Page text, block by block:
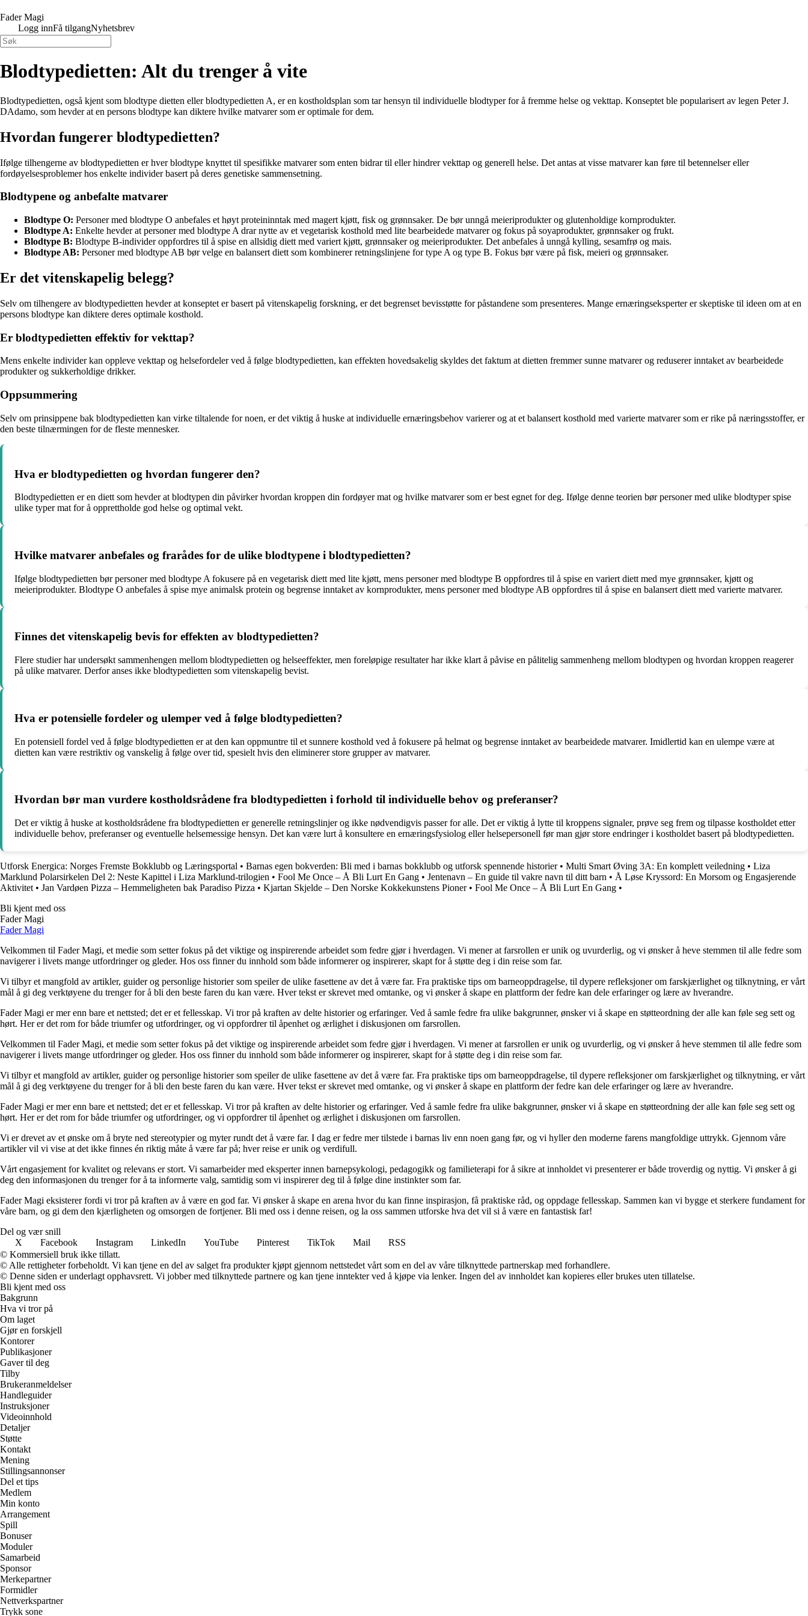
Fader Magi
Logg innFå tilgangNyhetsbrev
Blodtypedietten: Alt du trenger å vite
Blodtypedietten, også kjent som blodtype dietten eller blodtypedietten A, er en kostholdsplan som tar hensyn til individuelle blodtyper for å fremme helse og vekttap. Konseptet ble popularisert av legen Peter J.
DAdamo, som hevder at en persons blodtype kan diktere hvilke matvarer som er optimale for dem.
Hvordan fungerer blodtypedietten?
Ifølge tilhengerne av blodtypedietten er hver blodtype knyttet til spesifikke matvarer som enten bidrar til eller hindrer vekttap og generell helse. Det antas at visse matvarer kan føre til betennelser eller
fordøyelsesproblemer hos enkelte individer basert på deres genetiske sammensetning.
Blodtypene og anbefalte matvarer
Blodtype O: Personer med blodtype O anbefales et høyt proteininntak med magert kjøtt, fisk og grønnsaker. De bør unngå meieriprodukter og glutenholdige kornprodukter.
Blodtype A: Enkelte hevder at personer med blodtype A drar nytte av et vegetarisk kosthold med lite bearbeidede matvarer og fokus på soyaprodukter, grønnsaker og frukt.
Blodtype B: Blodtype B-individer oppfordres til å spise en allsidig diett med variert kjøtt, grønnsaker og meieriprodukter. Det anbefales å unngå kylling, sesamfrø og mais.
Blodtype AB: Personer med blodtype AB bør velge en balansert diett som kombinerer retningslinjene for type A og type B. Fokus bør være på fisk, meieri og grønnsaker.
Er det vitenskapelig belegg?
Selv om tilhengere av blodtypedietten hevder at konseptet er basert på vitenskapelig forskning, er det begrenset bevisstøtte for påstandene som presenteres. Mange ernæringseksperter er skeptiske til ideen om at en
persons blodtype kan diktere deres optimale kosthold.
Er blodtypedietten effektiv for vekttap?
Mens enkelte individer kan oppleve vekttap og helsefordeler ved å følge blodtypedietten, kan effekten hovedsakelig skyldes det faktum at dietten fremmer sunne matvarer og reduserer inntaket av bearbeidede
produkter og sukkerholdige drikker.
Oppsummering
Selv om prinsippene bak blodtypedietten kan virke tiltalende for noen, er det viktig å huske at individuelle ernæringsbehov varierer og at et balansert kosthold med varierte matvarer som er rike på næringsstoffer, er
den beste tilnærmingen for de fleste mennesker.
Hva er blodtypedietten og hvordan fungerer den?
Blodtypedietten er en diett som hevder at blodtypen din påvirker hvordan kroppen din fordøyer mat og hvilke matvarer som er best egnet for deg. Ifølge denne teorien bør personer med ulike blodtyper spise
ulike typer mat for å opprettholde god helse og optimal vekt.
Hvilke matvarer anbefales og frarådes for de ulike blodtypene i blodtypedietten?
Ifølge blodtypedietten bør personer med blodtype A fokusere på en vegetarisk diett med lite kjøtt, mens personer med blodtype B oppfordres til å spise en variert diett med mye grønnsaker, kjøtt og
meieriprodukter. Blodtype O anbefales å spise mye animalsk protein og begrense inntaket av kornprodukter, mens personer med blodtype AB oppfordres til å spise en balansert diett med varierte matvarer.
Finnes det vitenskapelig bevis for effekten av blodtypedietten?
Flere studier har undersøkt sammenhengen mellom blodtypedietten og helseeffekter, men foreløpige resultater har ikke klart å påvise en pålitelig sammenheng mellom blodtypen og hvordan kroppen reagerer
på ulike matvarer. Derfor anses ikke blodtypedietten som vitenskapelig bevist.
Hva er potensielle fordeler og ulemper ved å følge blodtypedietten?
En potensiell fordel ved å følge blodtypedietten er at den kan oppmuntre til et sunnere kosthold ved å fokusere på helmat og begrense inntaket av bearbeidede matvarer. Imidlertid kan en ulempe være at
dietten kan være restriktiv og vanskelig å følge over tid, spesielt hvis den eliminerer store grupper av matvarer.
Hvordan bør man vurdere kostholdsrådene fra blodtypedietten i forhold til individuelle behov og preferanser?
Det er viktig å huske at kostholdsrådene fra blodtypedietten er generelle retningslinjer og ikke nødvendigvis passer for alle. Det er viktig å lytte til kroppens signaler, prøve seg frem og tilpasse kostholdet etter
individuelle behov, preferanser og eventuelle helsemessige hensyn. Det kan være lurt å konsultere en ernæringsfysiolog eller helsepersonell før man gjør store endringer i kostholdet basert på blodtypedietten.
Utforsk Energica: Norges Fremste Bokklubb og Læringsportal • Barnas egen bokverden: Bli med i barnas bokklubb og utforsk spennende historier• Multi Smart Øving 3A: En komplett veiledning • Liza
Marklund Polarsirkelen Del 2: Neste Kapittel i Liza Marklund-trilogien • Fool Me Once – Å Bli Lurt En Gang • Jentenavn – En guide til vakre navn til ditt barn • Å Løse Kryssord: En Morsom og Engasjerende
Aktivitet • Jan Vardøen Pizza – Hemmeligheten bak Paradiso Pizza • Kjartan Skjelde – Den Norske Kokkekunstens Pioner• Fool Me Once – Å Bli Lurt En Gang •
Bli kjent med oss
Fader Magi
Fader Magi
Velkommen til Fader Magi, et medie som setter fokus på det viktige og inspirerende arbeidet som fedre gjør i hverdagen. Vi mener at farsrollen er unik og uvurderlig, og vi ønsker å heve stemmen til alle fedre som
navigerer i livets mange utfordringer og gleder. Hos oss finner du innhold som både informerer og inspirerer, skapt for å støtte deg i din reise som far.
Vi tilbyr et mangfold av artikler, guider og personlige historier som speiler de ulike fasettene av det å være far. Fra praktiske tips om barneoppdragelse, til dypere refleksjoner om farskjærlighet og tilknytning, er vårt
mål å gi deg verktøyene du trenger for å bli den beste faren du kan være. Hver tekst er skrevet med omtanke, og vi ønsker å skape en plattform der fedre kan dele erfaringer og lære av hverandre.
Fader Magi er mer enn bare et nettsted; det er et fellesskap. Vi tror på kraften av delte historier og erfaringer. Ved å samle fedre fra ulike bakgrunner, ønsker vi å skape en støtteordning der alle kan føle seg sett og
hørt. Her er det rom for både triumfer og utfordringer, og vi oppfordrer til åpenhet og ærlighet i diskusjonen om farsrollen.
Velkommen til Fader Magi, et medie som setter fokus på det viktige og inspirerende arbeidet som fedre gjør i hverdagen. Vi mener at farsrollen er unik og uvurderlig, og vi ønsker å heve stemmen til alle fedre som
navigerer i livets mange utfordringer og gleder. Hos oss finner du innhold som både informerer og inspirerer, skapt for å støtte deg i din reise som far.
Vi tilbyr et mangfold av artikler, guider og personlige historier som speiler de ulike fasettene av det å være far. Fra praktiske tips om barneoppdragelse, til dypere refleksjoner om farskjærlighet og tilknytning, er vårt
mål å gi deg verktøyene du trenger for å bli den beste faren du kan være. Hver tekst er skrevet med omtanke, og vi ønsker å skape en plattform der fedre kan dele erfaringer og lære av hverandre.
Fader Magi er mer enn bare et nettsted; det er et fellesskap. Vi tror på kraften av delte historier og erfaringer. Ved å samle fedre fra ulike bakgrunner, ønsker vi å skape en støtteordning der alle kan føle seg sett og
hørt. Her er det rom for både triumfer og utfordringer, og vi oppfordrer til åpenhet og ærlighet i diskusjonen om farsrollen.
Vi er drevet av et ønske om å bryte ned stereotypier og myter rundt det å være far. I dag er fedre mer tilstede i barnas liv enn noen gang før, og vi hyller den moderne farens mangfoldige uttrykk. Gjennom våre
artikler vil vi vise at det ikke finnes én riktig måte å være far på; hver reise er unik og verdifull.
Vårt engasjement for kvalitet og relevans er stort. Vi samarbeider med eksperter innen barnepsykologi, pedagogikk og familieterapi for å sikre at innholdet vi presenterer er både troverdig og nyttig. Vi ønsker å gi
deg den informasjonen du trenger for å ta informerte valg, samtidig som vi inspirerer deg til å følge dine instinkter som far.
Fader Magi eksisterer fordi vi tror på kraften av å være en god far. Vi ønsker å skape en arena hvor du kan finne inspirasjon, få praktiske råd, og oppdage fellesskap. Sammen kan vi bygge et sterkere fundament for
våre barn, og gi dem den kjærligheten og omsorgen de fortjener. Bli med oss i denne reisen, og la oss sammen utforske hva det vil si å være en fantastisk far!
Del og vær snill
X
Facebook Instagram LinkedIn YouTube Pinterest TikTok Mail
RSS
© Kommersiell bruk ikke tillatt.
© Alle rettigheter forbeholdt. Vi kan tjene en del av salget fra produkter kjøpt gjennom nettstedet vårt som en del av våre tilknyttede partnerskap med forhandlere.
© Denne siden er underlagt opphavsrett. Vi jobber med tilknyttede partnere og kan tjene inntekter ved å kjøpe via lenker. Ingen del av innholdet kan kopieres eller brukes uten tillatelse.
Bli kjent med oss
Bakgrunn
Hva vi tror på
Om laget
Gjør en forskjell
Kontorer
Publikasjoner
Gaver til deg
Tilby
Brukeranmeldelser
Handleguider
Instruksjoner
Videoinnhold
Detaljer
Støtte
Kontakt
Mening
Stillingsannonser
Del et tips
Medlem
Min konto
Arrangement
Spill
Bonuser
Moduler
Samarbeid
Sponsor
Merkepartner
Formidler
Nettverkspartner
Trykk sone